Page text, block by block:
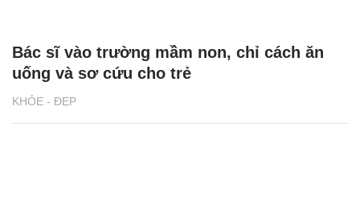
KHỎE - ĐẸP
Bác sĩ vào trường mầm non, chỉ cách ăn
uống và sơ cứu cho trẻ